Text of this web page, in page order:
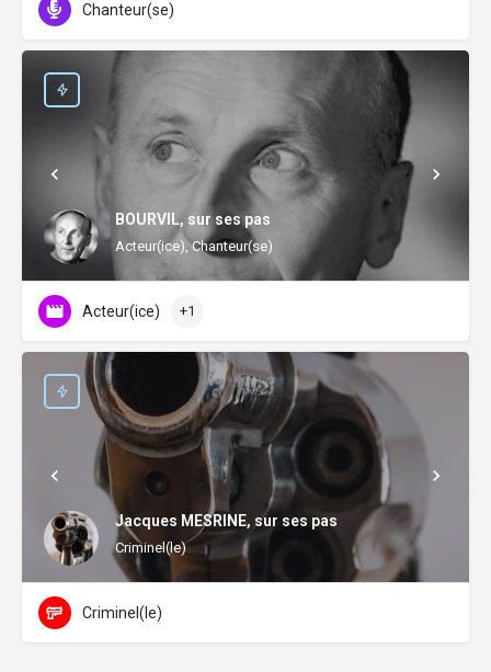
Chanteur(se)
BOURVIL, sur ses pas
Acteur(ice), Chanteur(se)
Acteur(ice) +1
Jacques MESRINE, sur ses pas
Criminel(le)
Criminel(le)